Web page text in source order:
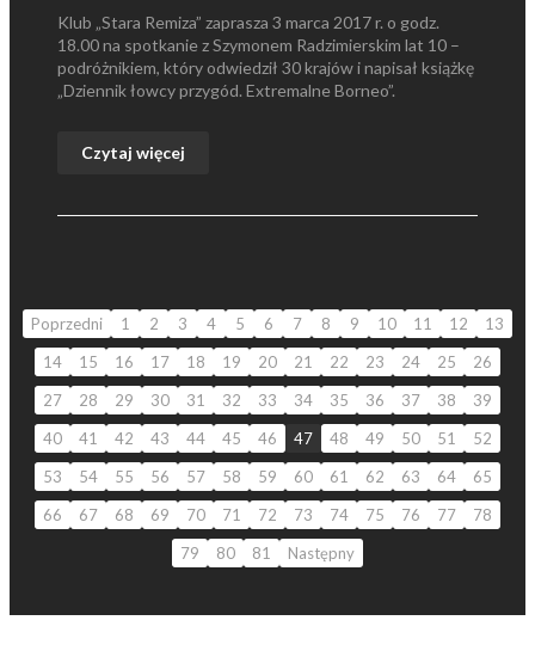
Klub „Stara Remiza” zaprasza 3 marca 2017 r. o godz.
18.00 na spotkanie z Szymonem Radzimierskim lat 10 –
podróżnikiem, który odwiedził 30 krajów i napisał książkę
„Dziennik łowcy przygód. Extremalne Borneo”.
Czytaj więcej
Poprzedni 1 2 3 4 5 6 7 8 9 10 11 12
13
14
15 16 17 18 19 20 21 22 23 24 25
26
27
28 29 30 31 32 33 34 35 36 37 38
39
40
41 42 43 44 45 46 47 48 49 50 51
52
53
54 55 56 57 58 59 60 61 62 63 64
65
66
67 68 69 70 71 72 73 74 75 76 77
78
79
80 81 Następny